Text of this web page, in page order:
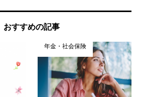
おすすめの記事
年金・社会保険